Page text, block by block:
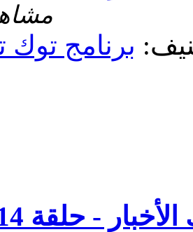
28523
برنامج توك
- حلقة 14 أغسطس